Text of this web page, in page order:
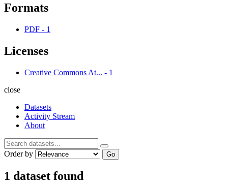
Formats
PDF - 1
Licenses
Creative Commons At... - 1
close
Datasets
Activity Stream
About
Order by Go
1 dataset found